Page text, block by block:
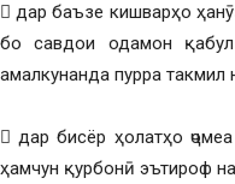
 дар баъзе кишварҳо
бо савдои одамон
амалкунанда пурра такмил
 дар бисёр ҳолатҳо
ҳамчун қурбонӣ эътироф